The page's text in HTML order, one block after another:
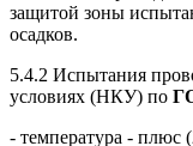
защитой зоны
осадков.
5.4.2 Испытания
условиях (НКУ) по
- температура - плюс